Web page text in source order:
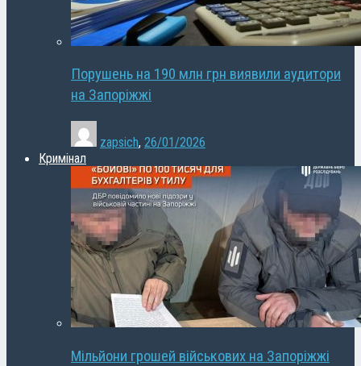
Порушень на 190 млн грн виявили аудитори
на Запоріжжі
zapsich, 26/01/2026
Кримінал
Мільйони грошей військових на Запоріжжі